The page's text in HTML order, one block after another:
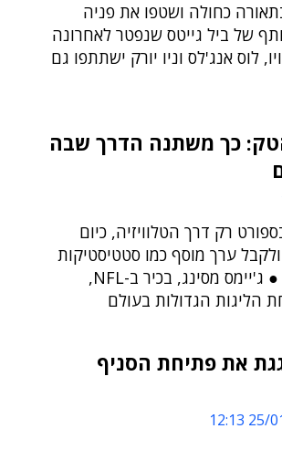
כחולה ושטפו את פניה
של ביל גייטס שנפטר לאחרונה
לוס אנג'לס וניו יורק ישתתפו גם
כך משתנה הדרך שבה
רק דרך הטלוויזיה, כיום
ערך מוסף כמו סטטיסטיקות
ובקרוב גם מציאות וירטואלית ● ג'יימס מסינג, בכיר ב-NFL,
הליגות הגדולות בעולם
את פתיחת הסניף
25/01/